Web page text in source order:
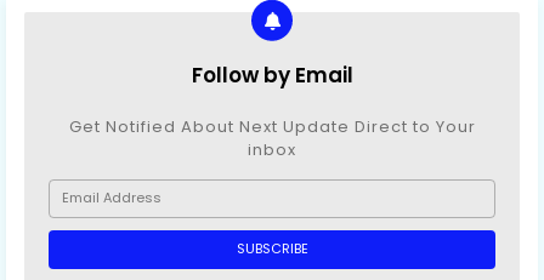
Follow by Email
Get Notified About Next Update Direct to Your
inbox